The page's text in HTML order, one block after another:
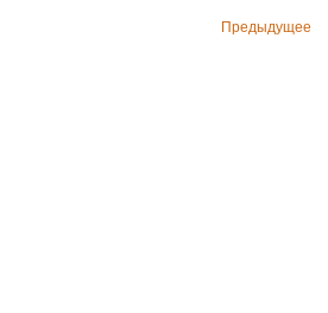
Предыдущее